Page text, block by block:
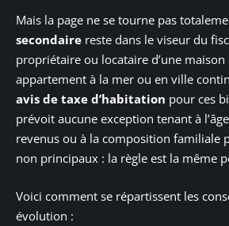
Mais la page ne se tourne pas
secondaire reste dans le viseur du
propriétaire ou locataire d’une maison
appartement à la mer ou en ville
avis de taxe d’habitation pour ces
prévoit aucune exception tenant à
revenus ou à la composition familiale
non principaux : la règle est la même
Voici comment se répartissent les
évolution :